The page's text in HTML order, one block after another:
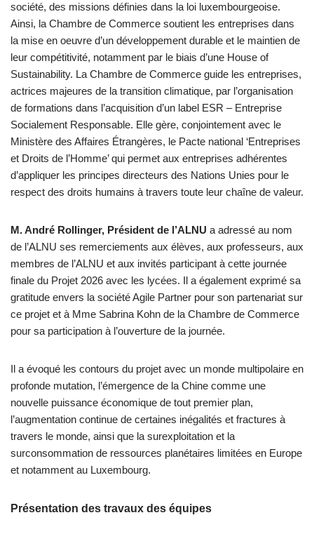
société, des missions définies dans la loi luxembourgeoise.
Ainsi, la Chambre de Commerce soutient les entreprises dans
la mise en oeuvre d’un développement durable et le maintien de
leur compétitivité, notamment par le biais d’une House of
Sustainability. La Chambre de Commerce guide les entreprises,
actrices majeures de la transition climatique, par l’organisation
de formations dans l’acquisition d’un label ESR – Entreprise
Socialement Responsable. Elle gère, conjointement avec le
Ministère des Affaires Étrangères, le Pacte national ‘Entreprises
et Droits de l’Homme’ qui permet aux entreprises adhérentes
d’appliquer les principes directeurs des Nations Unies pour le
respect des droits humains à travers toute leur chaîne de valeur.
M. André Rollinger, Président de l’ALNU a adressé au nom
de l’ALNU ses remerciements aux élèves, aux professeurs, aux
membres de l’ALNU et aux invités participant à cette journée
finale du Projet 2026 avec les lycées. Il a également exprimé sa
gratitude envers la société Agile Partner pour son partenariat sur
ce projet et à Mme Sabrina Kohn de la Chambre de Commerce
pour sa participation à l’ouverture de la journée.
Il a évoqué les contours du projet avec un monde multipolaire en
profonde mutation, l’émergence de la Chine comme une
nouvelle puissance économique de tout premier plan,
l’augmentation continue de certaines inégalités et fractures à
travers le monde, ainsi que la surexploitation et la
surconsommation de ressources planétaires limitées en Europe
et notamment au Luxembourg.
Présentation des travaux des équipes